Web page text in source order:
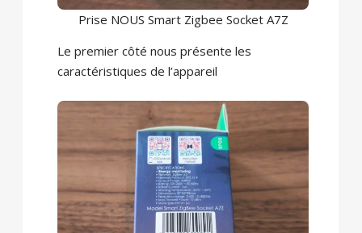
Prise NOUS Smart Zigbee Socket A7Z
Le premier côté nous présente les
caractéristiques de l’appareil